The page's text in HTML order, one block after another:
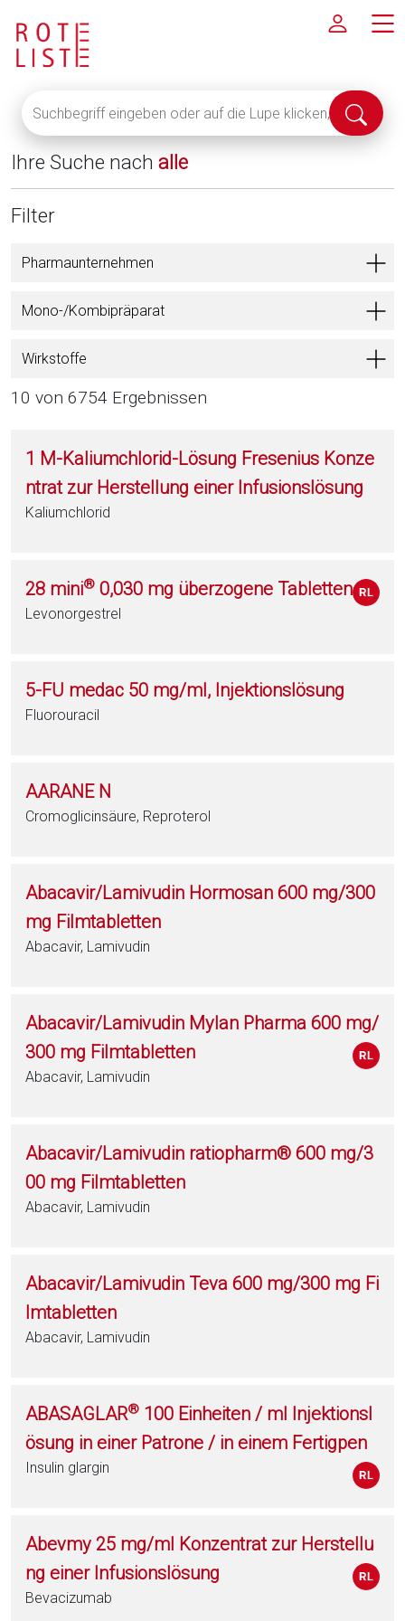
eingeben
oder
auf
die
Lupe
alle
anzuzeigen
Suche
Ihre Suche nach alle
Filter
Pharmaunternehmen
Mono-/Kombipräparat
Wirkstoffe
10 von 6754 Ergebnissen
1 M-Kaliumchlorid-Lösung Fresenius Konze
ntrat zur Herstellung einer Infusionslösung
Kaliumchlorid
28 mini® 0,030 mg überzogene Tabletten
Levonorgestrel
5-FU medac 50 mg/ml, Injektionslösung
Fluorouracil
AARANE N
Cromoglicinsäure, Reproterol
Abacavir/Lamivudin Hormosan 600 mg/300
mg Filmtabletten
Abacavir, Lamivudin
Abacavir/Lamivudin Mylan Pharma 600 mg/
300 mg Filmtabletten
Abacavir, Lamivudin
Abacavir/Lamivudin ratiopharm® 600 mg/3
00 mg Filmtabletten
Abacavir, Lamivudin
Abacavir/Lamivudin Teva 600 mg/300 mg Fi
lmtabletten
Abacavir, Lamivudin
ABASAGLAR® 100 Einheiten / ml Injektionsl
ösung in einer Patrone / in einem Fertigpen
Insulin glargin
Abevmy 25 mg/ml Konzentrat zur Herstellu
ng einer Infusionslösung
Bevacizumab